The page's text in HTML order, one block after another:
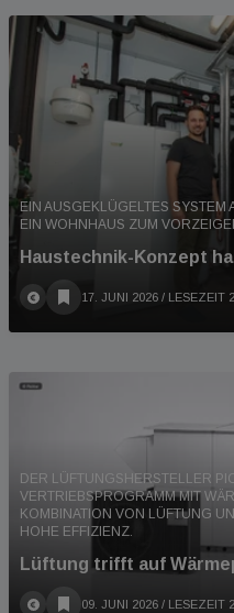
EIN AUSGEKLÜGELTES
EIN WOHNHAUS ZUM
Haustechnik-Konzept
17. JUNI 2026 / LESEZEIT
DER LÜFTUNGSHERSTELLER
VERTRIEBSPROGRAMM MIT
KOMBINATION VON LÜFTUNG
HOHE EFFIZIENZ.
Lüftung trifft auf
09. JUNI 2026 / LESEZEIT